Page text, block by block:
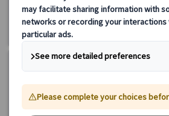
🔴 【午前プラン】 月～金曜日
8/8・9・15・16・22・23、9/12・13・19
11・17・18、12/27、1/2・3
(9/11、10/12、12/8・24・25、1/6、およ
閉館日を除く)
【限定追加催行日プラン】
🔵【午後プラン】8/23
最小催行人数：1名
3時間